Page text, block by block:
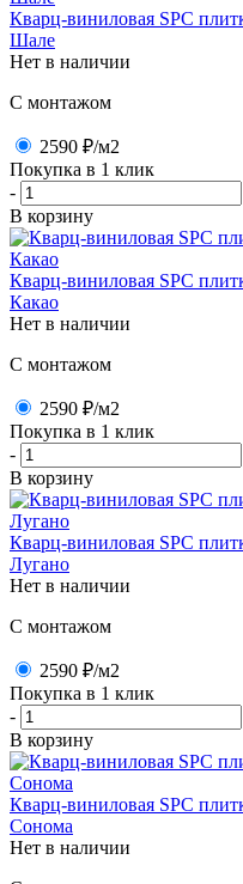
Кварц-виниловая SPC
Шале
Нет в наличии
C монтажом
2590 ₽/м2
Покупка в 1 клик
-
В корзину
Кварц-виниловая SPC
Какао
Нет в наличии
C монтажом
2590 ₽/м2
Покупка в 1 клик
-
В корзину
Кварц-виниловая SPC
Лугано
Нет в наличии
C монтажом
2590 ₽/м2
Покупка в 1 клик
-
В корзину
Кварц-виниловая SPC
Сонома
Нет в наличии